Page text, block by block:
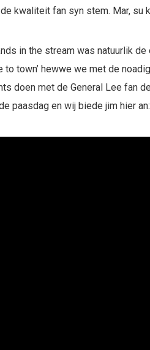
kwaliteit fan syn stem. Mar, su
in the stream was natuurlik de
to town’ hewwe we met de
doen met de General Lee fan
paasdag en wij biede jim hier an: